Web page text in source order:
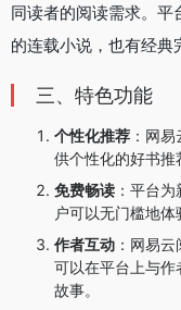
同读者的阅读需求。平
的连载小说，也有经典
三、特色功能
个性化推荐 ：网
供个性化的好书推
免费畅读 ：平台
户可以无门槛地体
作者互动 ：网易
可以在平台上与作
故事。